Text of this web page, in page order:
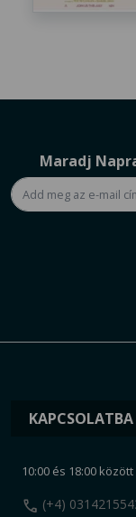
Maradj
10:00 és 18:00 között
call (+4)